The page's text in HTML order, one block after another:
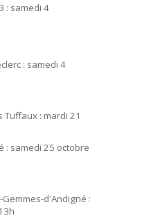
: samedi 4
: samedi 4
Tuffaux : mardi 21
25 octobre
Gemmes-d'Andigné :